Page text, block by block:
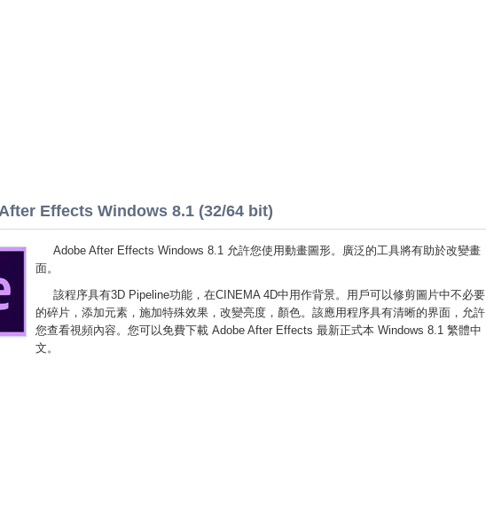
Effects Windows 8.1 (32/64 bit)
Adobe After Effects Windows 8.1 允許您使用動畫圖形。廣泛的工具將有助於改變畫
面。
該程序具有3D Pipeline功能，在CINEMA 4D中用作背景。用戶可以修剪圖片中不必要
的碎片，添加元素，施加特殊效果，改變亮度，顏色。該應用程序具有清晰的界面，允許
您查看視頻內容。您可以免費下載 Adobe After Effects 最新正式本 Windows 8.1 繁體中
文。